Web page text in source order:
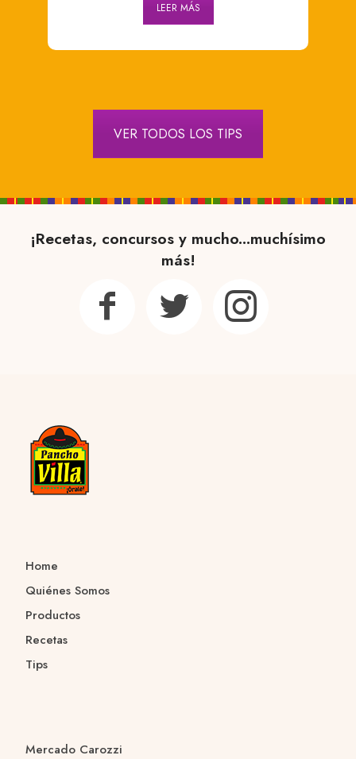
LEER MÁS
VER TODOS LOS TIPS
¡Recetas, concursos y mucho...muchísimo
más!
Home
Quiénes Somos
Productos
Recetas
Tips
Mercado Carozzi